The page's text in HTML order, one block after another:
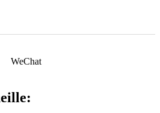
WeChat